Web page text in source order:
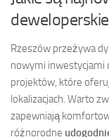
Rzeszów przeżywa
nowymi inwestycjami
projektów, które
lokalizacjach. Warto
zapewniają
różnorodne